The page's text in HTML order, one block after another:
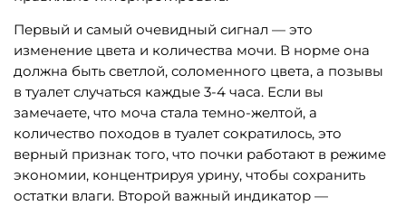
Первый и самый очевидный сигнал — это
изменение цвета и количества мочи. В норме она
должна быть светлой, соломенного цвета, а позывы
в туалет случаться каждые 3-4 часа. Если вы
замечаете, что моча стала темно-желтой, а
количество походов в туалет сократилось, это
верный признак того, что почки работают в режиме
экономии, концентрируя урину, чтобы сохранить
остатки влаги. Второй важный индикатор —